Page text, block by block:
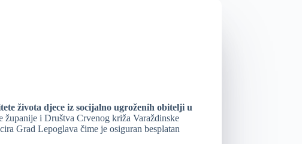
života djece iz socijalno ugroženih obitelji u
i Društva Crvenog križa Varaždinske
Grad Lepoglava čime je osiguran besplatan